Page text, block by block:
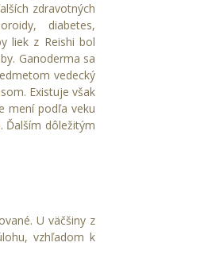
zdravotných
diabetes,
liek z Reishi bol
Ganoderma sa
vedecký
Existuje však
mení podľa veku
Ďalším dôležitým
U väčšiny z
vzhľadom k